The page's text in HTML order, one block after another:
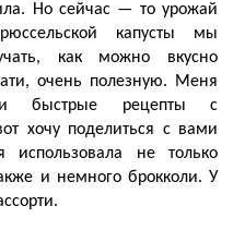
Но сейчас — то урожай
капусты мы
как можно вкусно
очень полезную. Меня
и быстрые рецепты с
хочу поделиться с вами
не только
и немного брокколи. У